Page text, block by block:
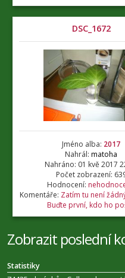
DSC_1672
Jméno alba: 2017
Nahrál: matoha
Nahráno: 01 kvě 2017
Počet zobrazení:
Hodnocení:
Komentáře: Zatím tu není
Buďte první, kdo ho
Zobrazit poslední
Statistiky